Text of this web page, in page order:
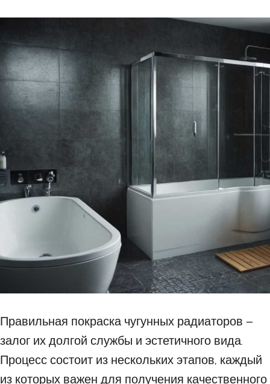
Правильная покраска чугунных радиаторов –
залог их долгой службы и эстетичного вида.
Процесс состоит из нескольких этапов, каждый
из которых важен для получения качественного